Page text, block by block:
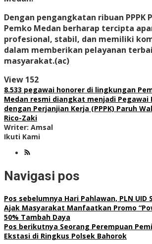
Dengan pengangkatan ribuan PPPK
Pemko Medan berharap tercipta
profesional, stabil, dan memiliki
dalam memberikan pelayanan
masyarakat.(ac)
View 152
8.533 pegawai honorer di lingkungan
Medan resmi diangkat menjadi Pegawai
dengan Perjanjian Kerja (PPPK) Paruh
Rico-Zaki
Writer: Amsal
Ikuti Kami
Navigasi pos
Pos sebelumnya Hari Pahlawan, PLN
Ajak Masyarakat Manfaatkan Promo
50% Tambah Daya
Pos berikutnya Seorang Perempuan
Ekstasi di Ringkus Polsek Bahorok